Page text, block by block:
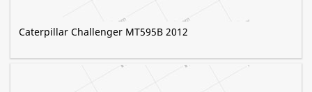
Caterpillar Challenger MT595B 2012